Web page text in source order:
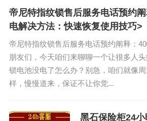
1865-909（点击咨...
帝尼特指纹锁售后服务电话预约
电解决方法：快速恢复使用技巧>
帝尼特指纹锁售后服务电话预约阐释：
朋友们，今天咱们来聊聊一个让很多人
锁电池没电了怎么办？别急，咱们就像
样，慢慢道来，保证不让你觉...
黑石保险柜24